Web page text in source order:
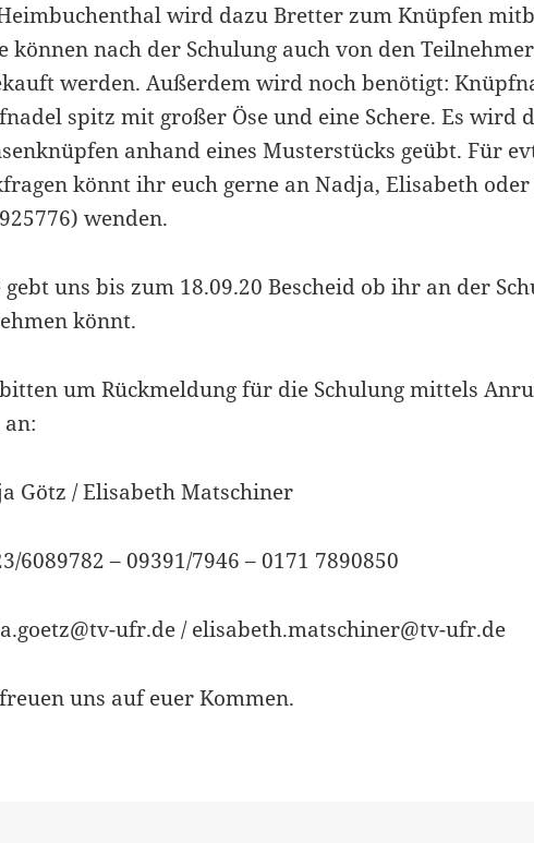
wird dazu Bretter zum Knüpfen
können nach der Schulung auch von den
werden. Außerdem wird noch benötigt:
spitz mit großer Öse und eine Schere. Es wird
anhand eines Musterstücks geübt. Für
könnt ihr euch gerne an Nadja, Elisabeth
wenden.
uns bis zum 18.09.20 Bescheid ob ihr an der
könnt.
um Rückmeldung für die Schulung mittels
Götz / Elisabeth Matschiner
6089782 – 09391/7946 – 0171 7890850
ufr.de / elisabeth.matschiner@tv-ufr.de
uns auf euer Kommen.